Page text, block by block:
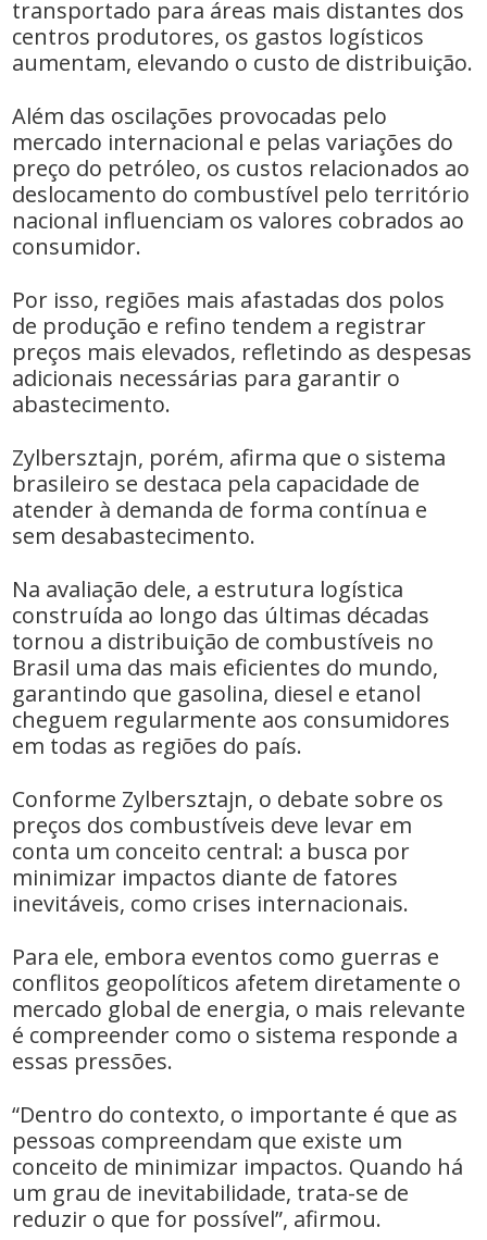
transportado para áreas mais distantes dos
centros produtores, os gastos logísticos
aumentam, elevando o custo de distribuição.
Além das oscilações provocadas pelo
mercado internacional e pelas variações do
preço do petróleo, os custos relacionados ao
deslocamento do combustível pelo território
nacional influenciam os valores cobrados ao
consumidor.
Por isso, regiões mais afastadas dos polos
de produção e refino tendem a registrar
preços mais elevados, refletindo as despesas
adicionais necessárias para garantir o
abastecimento.
Zylbersztajn, porém, afirma que o sistema
brasileiro se destaca pela capacidade de
atender à demanda de forma contínua e
sem desabastecimento.
Na avaliação dele, a estrutura logística
construída ao longo das últimas décadas
tornou a distribuição de combustíveis no
Brasil uma das mais eficientes do mundo,
garantindo que gasolina, diesel e etanol
cheguem regularmente aos consumidores
em todas as regiões do país.
Conforme Zylbersztajn, o debate sobre os
preços dos combustíveis deve levar em
conta um conceito central: a busca por
minimizar impactos diante de fatores
inevitáveis, como crises internacionais.
Para ele, embora eventos como guerras e
conflitos geopolíticos afetem diretamente o
mercado global de energia, o mais relevante
é compreender como o sistema responde a
essas pressões.
“Dentro do contexto, o importante é que as
pessoas compreendam que existe um
conceito de minimizar impactos. Quando há
um grau de inevitabilidade, trata-se de
reduzir o que for possível”, afirmou.